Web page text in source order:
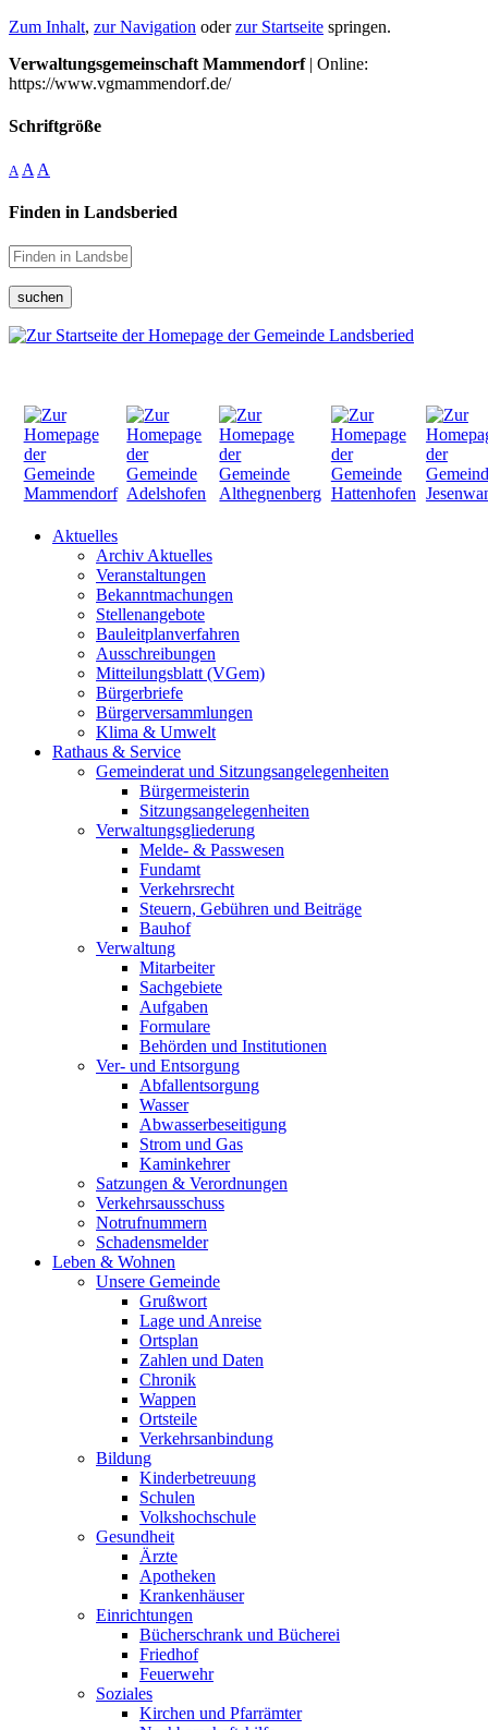
Zum Inhalt, zur Navigation oderzur Startseite springen.
Verwaltungsgemeinschaft Mammendorf| Online:
https://www.vgmammendorf.de/
Schriftgröße
A A A
Finden in Landsberied
suchen
Aktuelles
Archiv Aktuelles
Veranstaltungen
Bekanntmachungen
Stellenangebote
Bauleitplanverfahren
Ausschreibungen
Mitteilungsblatt (VGem)
Bürgerbriefe
Bürgerversammlungen
Klima & Umwelt
Rathaus & Service
Gemeinderat und Sitzungsangelegenheiten
Bürgermeisterin
Sitzungsangelegenheiten
Verwaltungsgliederung
Melde- & Passwesen
Fundamt
Verkehrsrecht
Steuern, Gebühren und Beiträge
Bauhof
Verwaltung
Mitarbeiter
Sachgebiete
Aufgaben
Formulare
Behörden und Institutionen
Ver- und Entsorgung
Abfallentsorgung
Wasser
Abwasserbeseitigung
Strom und Gas
Kaminkehrer
Satzungen & Verordnungen
Verkehrsausschuss
Notrufnummern
Schadensmelder
Leben & Wohnen
Unsere Gemeinde
Grußwort
Lage und Anreise
Ortsplan
Zahlen und Daten
Chronik
Wappen
Ortsteile
Verkehrsanbindung
Bildung
Kinderbetreuung
Schulen
Volkshochschule
Gesundheit
Ärzte
Apotheken
Krankenhäuser
Einrichtungen
Bücherschrank und Bücherei
Friedhof
Feuerwehr
Soziales
Kirchen und Pfarrämter